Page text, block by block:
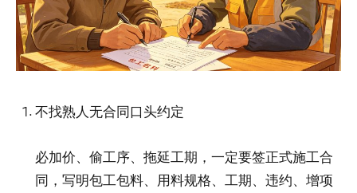
不找熟人无合同口头约定
必加价、偷工序、拖延工期，一定要签正式施工合
同，写明包工包料、用料规格、工期、违约、增项